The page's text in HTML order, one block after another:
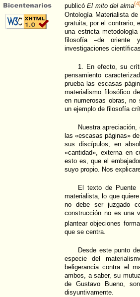
publicóEl mito del alma
Ontología Materialista
gratuita, por el contrario,
una estricta
filosofía –de oriente
investigaciones
1. En efecto, su
pensamiento
prueba las escasas
materialismo filosófico
en numerosas obras,
un ejemplo de filosofía
Nuestra
las «escasas páginas»
sus discípulos, en
«cantidad», externa en
esto es, que el
suyo propio. Nos
El texto de Puente
materialista, lo que
no debe ser juzgado
construcción no es una
plantear objeciones
que se centra.
Desde este punto
especie del
beligerancia contra el
ambos, a saber, su
de Gustavo Bueno,
disyuntivamente.